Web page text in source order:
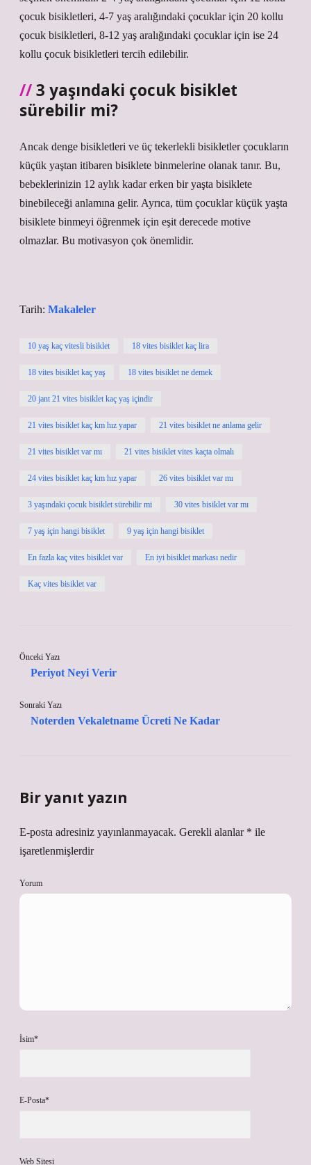
çocuk bisikletleri, 4-7 yaş aralığındaki çocuklar için 20 kollu
çocuk bisikletleri, 8-12 yaş aralığındaki çocuklar için ise 24
kollu çocuk bisikletleri tercih edilebilir.
3 yaşındaki çocuk bisiklet
sürebilir mi?
Ancak denge bisikletleri ve üç tekerlekli bisikletler çocukların
küçük yaştan itibaren bisiklete binmelerine olanak tanır. Bu,
bebeklerinizin 12 aylık kadar erken bir yaşta bisiklete
binebileceği anlamına gelir. Ayrıca, tüm çocuklar küçük yaşta
bisiklete binmeyi öğrenmek için eşit derecede motive
olmazlar. Bu motivasyon çok önemlidir.
Tarih: Makaleler
10 yaş kaç vitesli bisiklet 18 vites bisiklet kaç lira
18 vites bisiklet kaç yaş 18 vites bisiklet ne demek
20 jant 21 vites bisiklet kaç yaş içindir
21 vites bisiklet kaç km hız yapar 21 vites bisiklet ne anlama gelir
21 vites bisiklet var mı 21 vites bisiklet vites kaçta olmalı
24 vites bisiklet kaç km hız yapar 26 vites bisiklet var mı
3 yaşındaki çocuk bisiklet sürebilir mi 30 vites bisiklet var mı
7 yaş için hangi bisiklet 9 yaş için hangi bisiklet
En fazla kaç vites bisiklet var En iyi bisiklet markası nedir
Kaç vites bisiklet var
Önceki Yazı
Periyot Neyi Verir
Sonraki Yazı
Noterden Vekaletname Ücreti Ne Kadar
Bir yanıt yazın
E-posta adresiniz yayınlanmayacak. Gerekli alanlar * ile
işaretlenmişlerdir
Yorum
İsim*
E-Posta*
Web Sitesi